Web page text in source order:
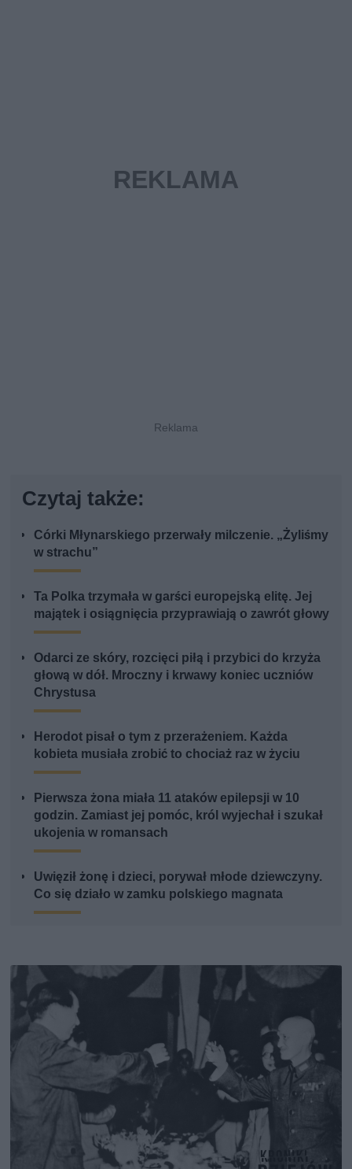
Czytaj także:
Córki Młynarskiego przerwały milczenie. „Żyliśmy
w strachu”
Ta Polka trzymała w garści europejską elitę. Jej
majątek i osiągnięcia przyprawiają o zawrót głowy
Odarci ze skóry, rozcięci piłą i przybici do krzyża
głową w dół. Mroczny i krwawy koniec uczniów
Chrystusa
Herodot pisał o tym z przerażeniem. Każda
kobieta musiała zrobić to chociaż raz w życiu
Pierwsza żona miała 11 ataków epilepsji w 10
godzin. Zamiast jej pomóc, król wyjechał i szukał
ukojenia w romansach
Uwięził żonę i dzieci, porywał młode dziewczyny.
Co się działo w zamku polskiego magnata